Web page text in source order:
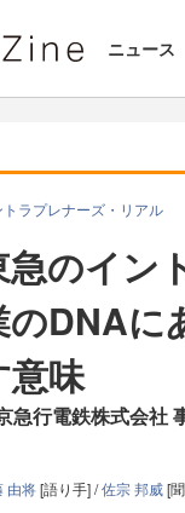
ニュース
トラプレナーズ・リアル
急のイン
のDNAに
意味
急行電鉄株式会社
由将[語り手] /佐宗 邦威[